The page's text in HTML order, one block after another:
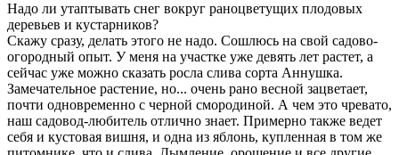
Надо ли утаптывать снег вокруг раноцветущих плодовых
деревьев и кустарников?
Скажу сразу, делать этого не надо. Сошлюсь на свой садово-
огородный опыт. У меня на участке уже девять лет растет, а
сейчас уже можно сказать росла слива сорта Аннушка.
Замечательное растение, но... очень рано весной зацветает,
почти одновременно с черной смородиной. А чем это чревато,
наш садовод-любитель отлично знает. Примерно также ведет
себя и кустовая вишня, и одна из яблонь, купленная в том же